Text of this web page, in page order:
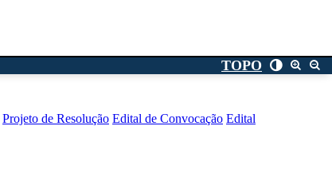
TOPO
Projeto de Resolução Edital de Convocação Edital